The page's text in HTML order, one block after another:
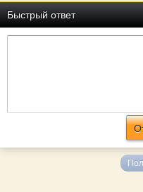
Быстрый ответ